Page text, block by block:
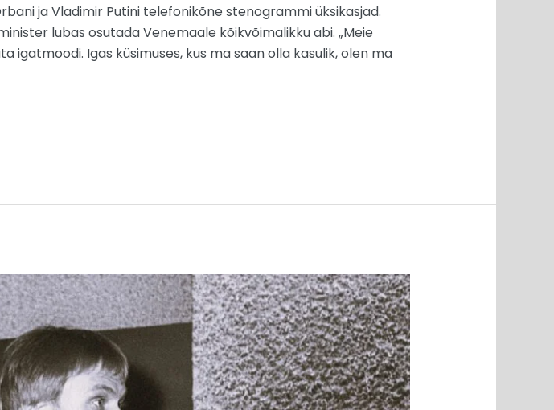
ja Vladimir Putini telefonikõne stenogrammi üksikasjad.
lubas osutada Venemaale kõikvõimalikku abi. „Meie
Igas küsimuses, kus ma saan olla kasulik, olen ma